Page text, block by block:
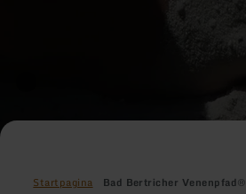
Startpagina Bad Bertricher Venenpfad®